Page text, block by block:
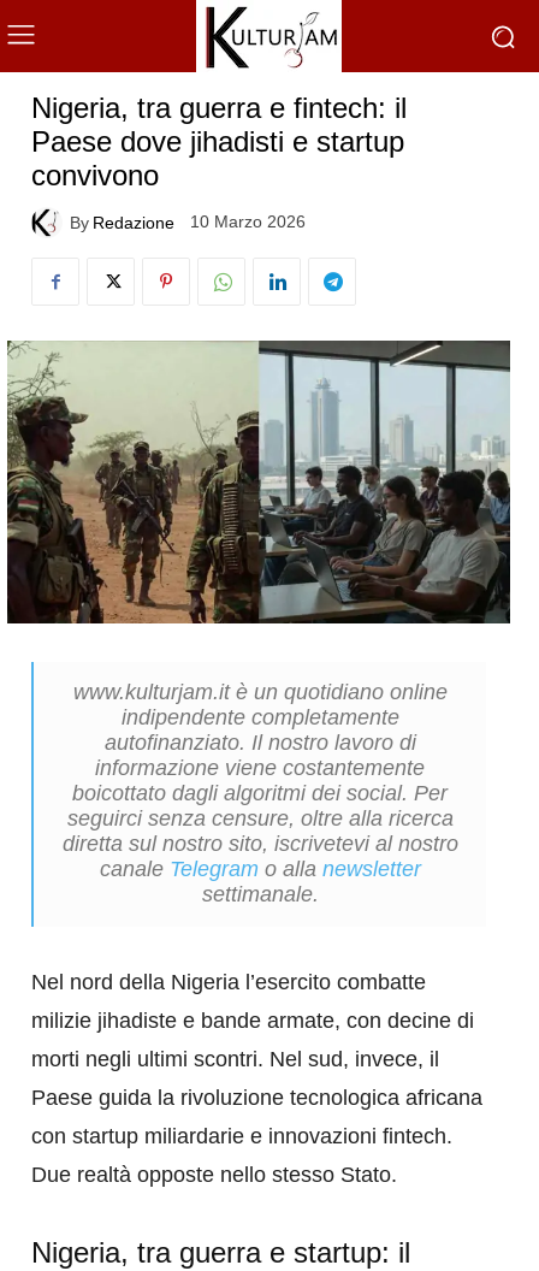
Nigeria, tra guerra e fintech: il
Paese dove jihadisti e startup
convivono
By Redazione 10 Marzo 2026
www.kulturjam.it è un quotidiano online
indipendente completamente
autofinanziato. Il nostro lavoro di
informazione viene costantemente
boicottato dagli algoritmi dei social. Per
seguirci senza censure, oltre alla ricerca
diretta sul nostro sito, iscrivetevi al nostro
canale Telegram o alla newsletter
settimanale.
Nel nord della Nigeria l’esercito combatte
milizie jihadiste e bande armate, con decine di
morti negli ultimi scontri. Nel sud, invece, il
Paese guida la rivoluzione tecnologica africana
con startup miliardarie e innovazioni fintech.
Due realtà opposte nello stesso Stato.
Nigeria, tra guerra e startup: il